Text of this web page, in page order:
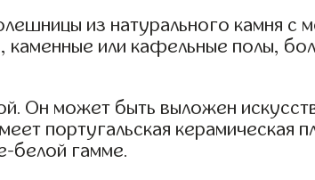
из натурального камня с
каменные или кафельные полы,
Он может быть выложен
португальская керамическая
белой гамме.